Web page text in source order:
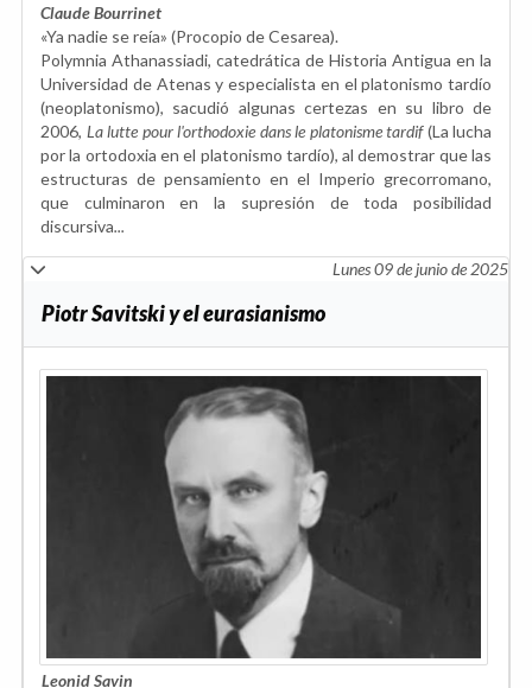
Claude Bourrinet
«Ya nadie se reía» (Procopio de Cesarea).
Polymnia Athanassiadi, catedrática de Historia Antigua en la
Universidad de Atenas y especialista en el platonismo tardío
(neoplatonismo), sacudió algunas certezas en su libro de
2006, La lutte pour l'orthodoxie dans le platonisme tardif(La lucha
por la ortodoxia en el platonismo tardío), al demostrar que las
estructuras de pensamiento en el Imperio grecorromano,
que culminaron en la supresión de toda posibilidad
discursiva...
Lunes 09 de junio de 2025
Piotr Savitski y el eurasianismo
Leonid Savin